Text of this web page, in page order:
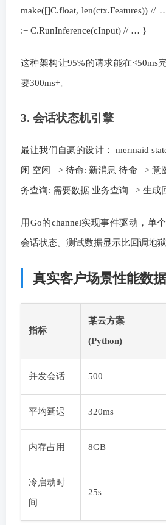
make([]C.float, len(ctx.Features)) //
:= C.RunInference(cInput) // … }
这种架构让95%的请求能在<50ms
要300ms+。
3. 会话状态机引擎
最让我们自豪的设计： mermaid
闲 空闲 –> 待命: 新消息 待命 –> 意
务查询: 需要数据 业务查询 –> 生成
用Go的channel实现事件驱动，单
会话状态。测试数据显示比回调地
真实客户场景性能数据
指标
某云方案
(Python)
并发会话 500
平均延迟 320ms
内存占用 8GB
冷启动时
间
25s